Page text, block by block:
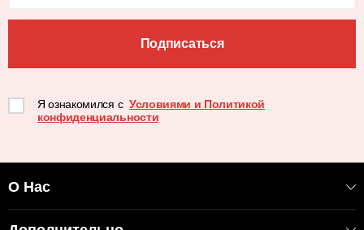
Подписаться
Я ознакомился с Условиями и Политикой
конфиденциальности
О Нас